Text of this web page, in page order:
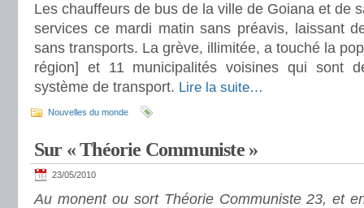
Les chauffeurs de bus de la ville de Goiana et de
services ce mardi matin sans préavis, laissant
sans transports. La grève, illimitée, a touché la
région] et 11 municipalités voisines qui sont
système de transport. Lire la suite…
Nouvelles du monde
Sur « Théorie Communiste »
23/05/2010
Au monent ou sort Théorie Communiste 23, et